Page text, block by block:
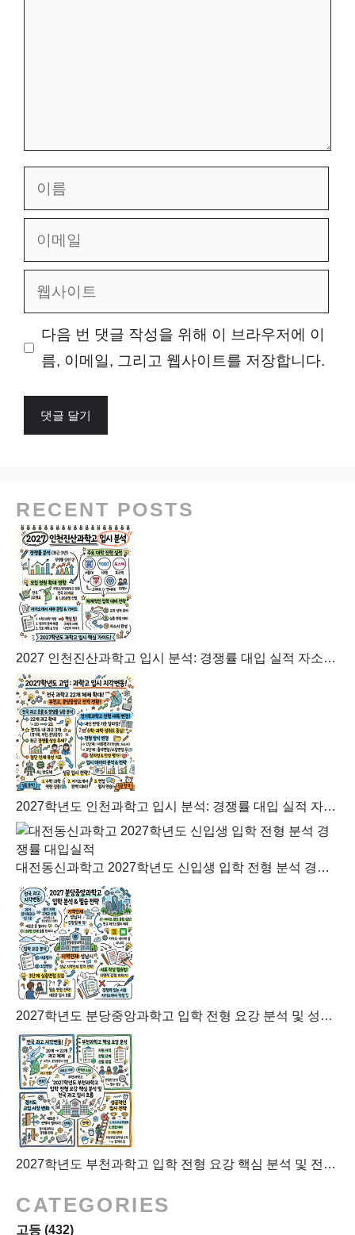
름
메
사
다음 번 댓글 작성을 위해 이 브라우저에 이
름, 이메일, 그리고 웹사이트를 저장합니다.
RECENT POSTS
2027 인천진산과학고 입시 분석: 경쟁률 대입 실적 자소서 가이드
2027학년도 인천과학고 입시 분석: 경쟁률 대입 실적 자소서 가이드
대전동신과학고 2027학년도 신입생 입학 전형 분석 경쟁률 대입실적
2027학년도 분당중앙과학고 입학 전형 요강 분석 및 성남 지역인재 합격 전략
2027학년도 부천과학고 입학 전형 요강 핵심 분석 및 전국 과고 입시 흐름
CATEGORIES
고등 (432)